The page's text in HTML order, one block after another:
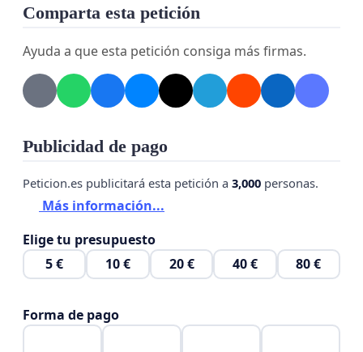
Comparta esta petición
Ayuda a que esta petición consiga más firmas.
Publicidad de pago
Peticion.es publicitará esta petición a 3,000 personas.
Más información...
Elige tu presupuesto
5 €
10 € 20 € 40 € 80 €
Forma de pago